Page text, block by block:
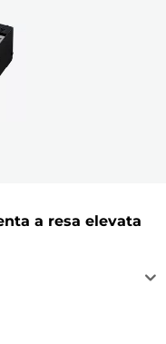
a resa elevata